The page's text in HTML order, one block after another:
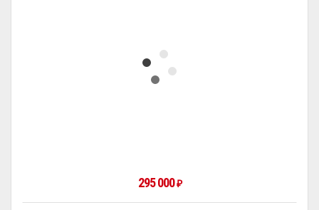
295 000₽